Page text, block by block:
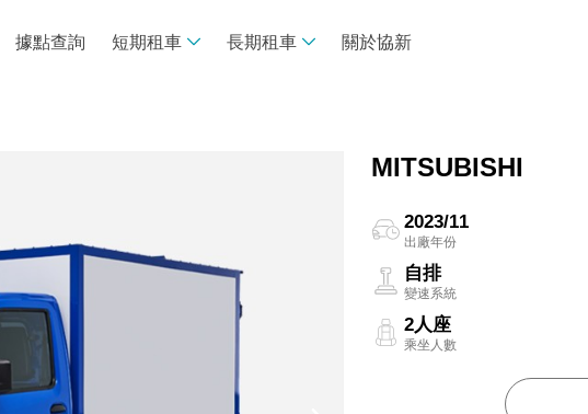
據點查詢 短期租車 長期租車
關於協新
MITSUBISHI
2023/11
出廠年份
自排
變速系統
2人座
乘坐人數